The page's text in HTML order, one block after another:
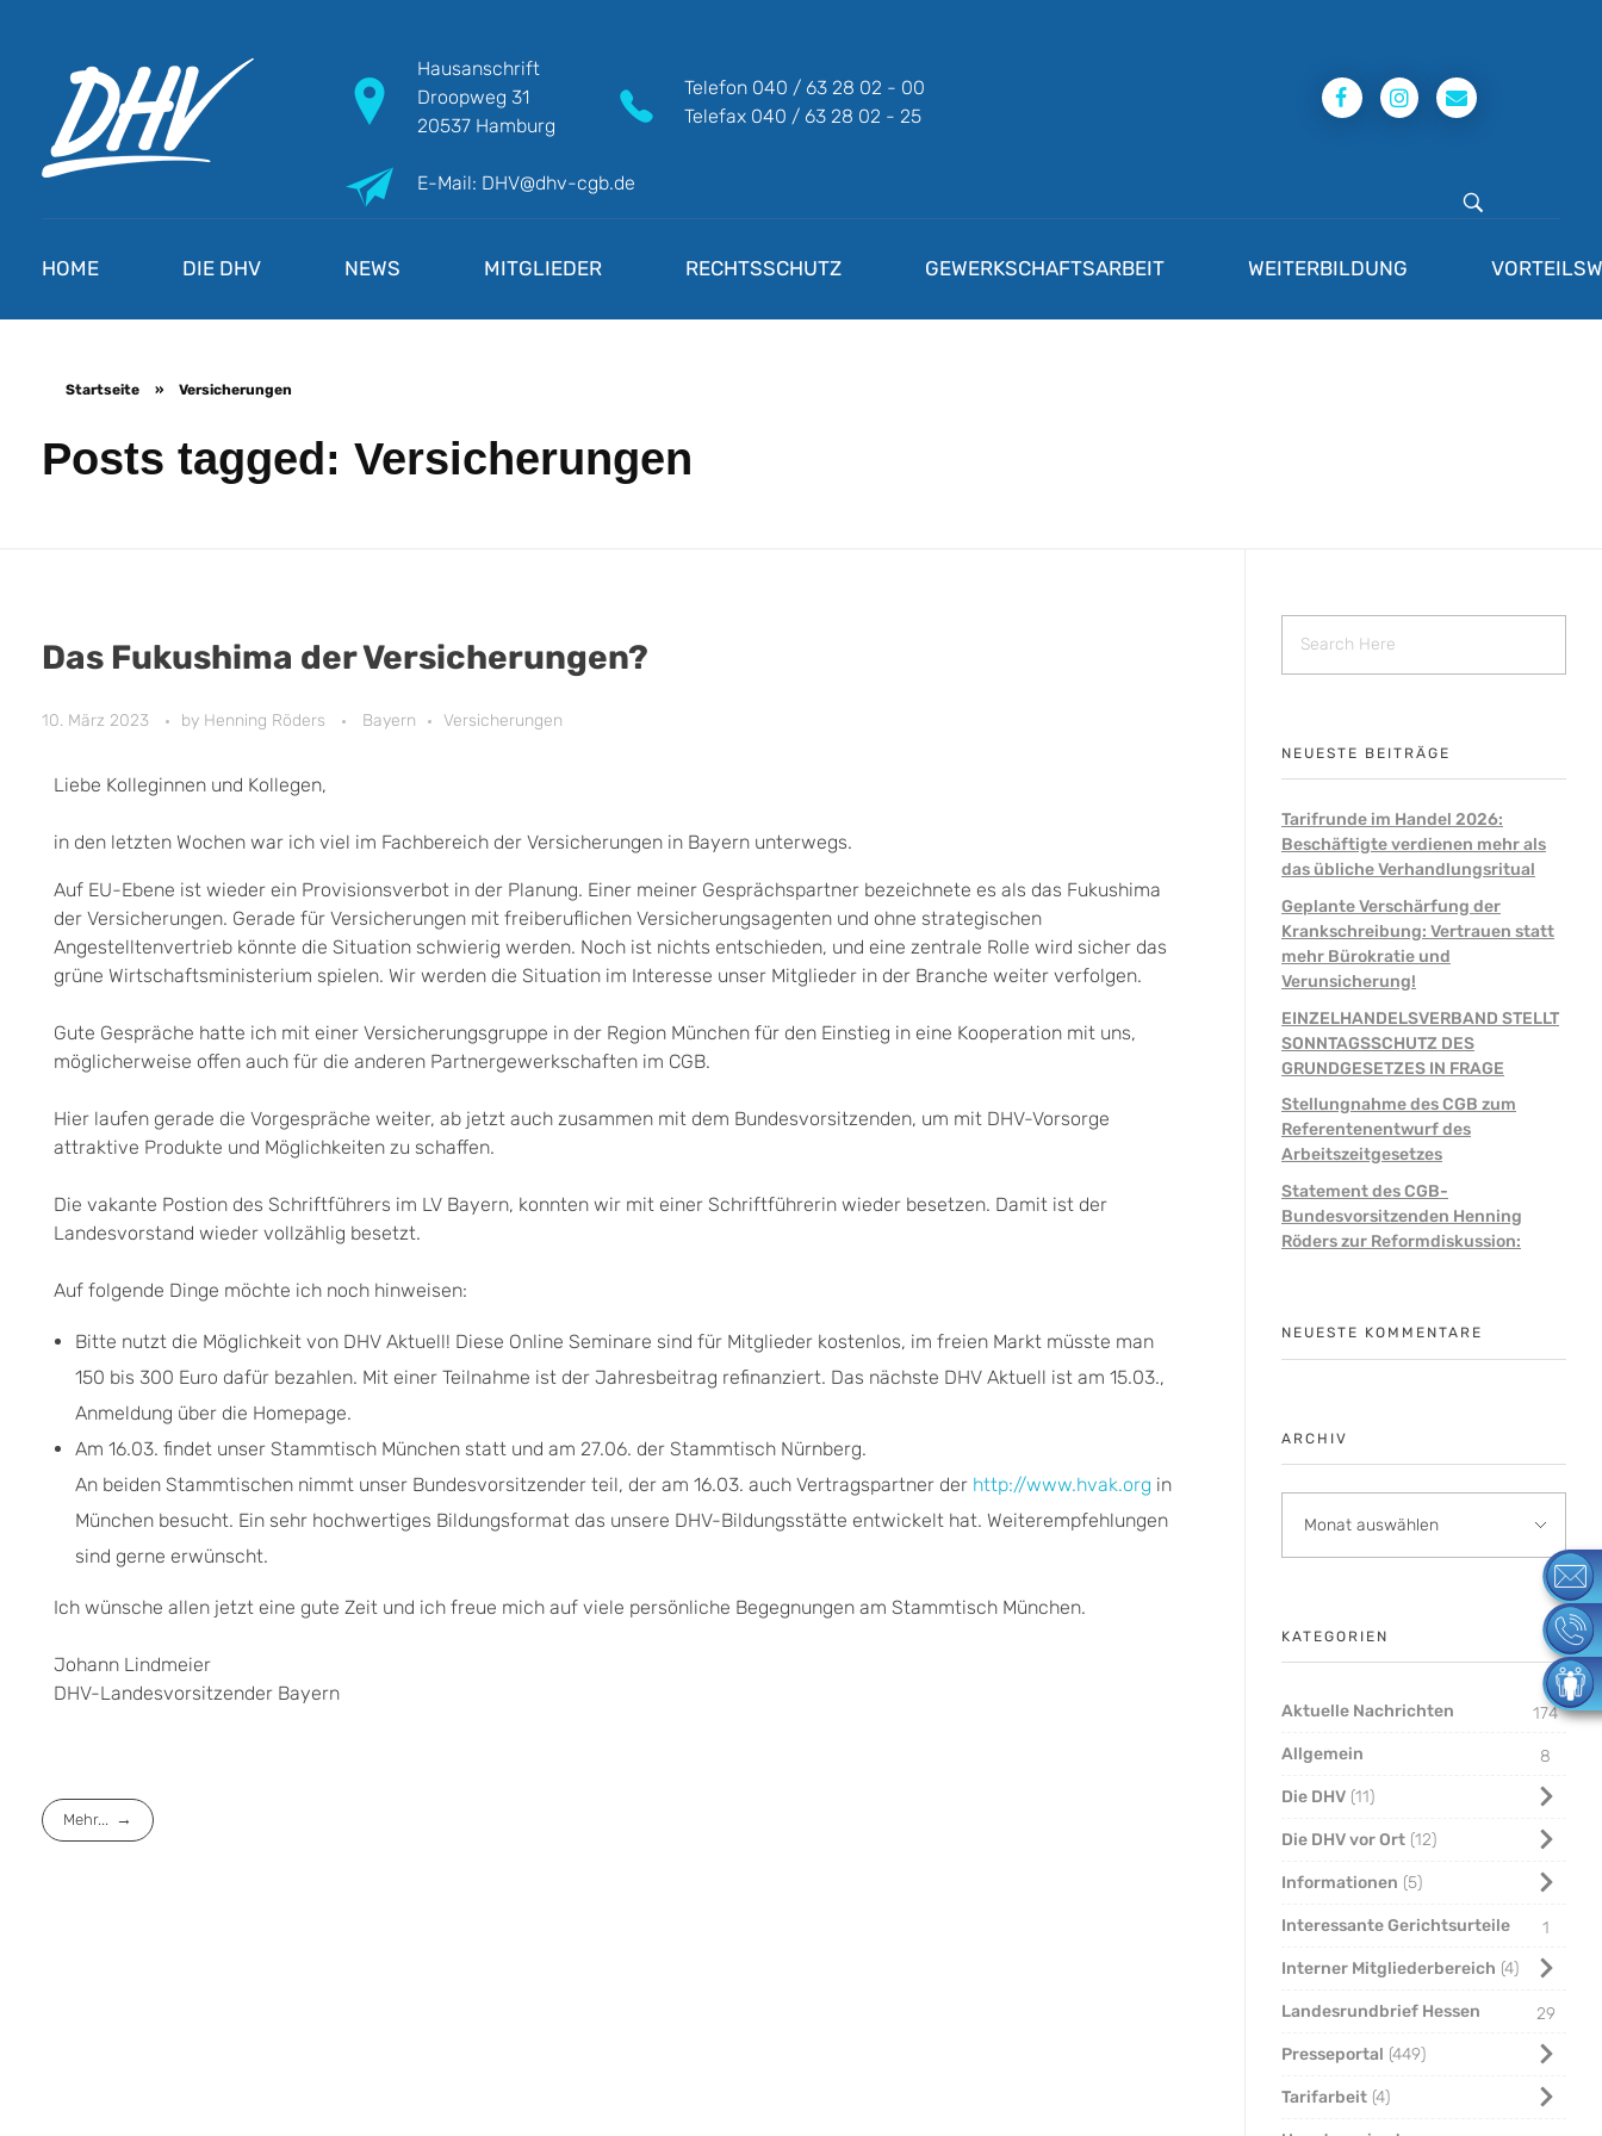
Hausanschrift
Droopweg 31
20537 Hamburg
Telefon 040 / 63 28 02 - 00
Telefax 040 / 63 28 02 - 25
E-Mail: DHV@dhv-cgb.de
HOME DIE DHV NEWS MITGLIEDER RECHTSSCHUTZ GEWERKSCHAFTSARBEIT WEITERBILDUNG
Startseite » Versicherungen
Posts tagged: Versicherungen
Das Fukushima der Versicherungen?
10. März 2023 by Henning Röders Bayern Versicherungen
Liebe Kolleginnen und Kollegen,
in den letzten Wochen war ich viel im Fachbereich der Versicherungen in Bayern unterwegs.
Auf EU-Ebene ist wieder ein Provisionsverbot in der Planung. Einer meiner Gesprächspartner bezeichnete es als das Fukushima
der Versicherungen. Gerade für Versicherungen mit freiberuflichen Versicherungsagenten und ohne strategischen
Angestelltenvertrieb könnte die Situation schwierig werden. Noch ist nichts entschieden, und eine zentrale Rolle wird sicher das
grüne Wirtschaftsministerium spielen. Wir werden die Situation im Interesse unser Mitglieder in der Branche weiter verfolgen.
Gute Gespräche hatte ich mit einer Versicherungsgruppe in der Region München für den Einstieg in eine Kooperation mit uns,
möglicherweise offen auch für die anderen Partnergewerkschaften im CGB.
Hier laufen gerade die Vorgespräche weiter, ab jetzt auch zusammen mit dem Bundesvorsitzenden, um mit DHV-Vorsorge
attraktive Produkte und Möglichkeiten zu schaffen.
Die vakante Postion des Schriftführers im LV Bayern, konnten wir mit einer Schriftführerin wieder besetzen. Damit ist der
Landesvorstand wieder vollzählig besetzt.
Auf folgende Dinge möchte ich noch hinweisen:
Bitte nutzt die Möglichkeit von DHV Aktuell! Diese Online Seminare sind für Mitglieder kostenlos, im freien Markt müsste man
150 bis 300 Euro dafür bezahlen. Mit einer Teilnahme ist der Jahresbeitrag refinanziert. Das nächste DHV Aktuell ist am 15.03.,
Anmeldung über die Homepage.
Am 16.03. findet unser Stammtisch München statt und am 27.06. der Stammtisch Nürnberg.
An beiden Stammtischen nimmt unser Bundesvorsitzender teil, der am 16.03. auch Vertragspartner der http://www.hvak.org in
München besucht. Ein sehr hochwertiges Bildungsformat das unsere DHV-Bildungsstätte entwickelt hat. Weiterempfehlungen
sind gerne erwünscht.
Ich wünsche allen jetzt eine gute Zeit und ich freue mich auf viele persönliche Begegnungen am Stammtisch München.
Johann Lindmeier
DHV-Landesvorsitzender Bayern
Mehr...
NEUESTE BEITRÄGE
Tarifrunde im Handel 2026:
Beschäftigte verdienen mehr als
das übliche Verhandlungsritual
Geplante Verschärfung der
Krankschreibung: Vertrauen statt
mehr Bürokratie und
Verunsicherung!
EINZELHANDELSVERBAND STELLT
SONNTAGSSCHUTZ DES
GRUNDGESETZES IN FRAGE
Stellungnahme des CGB zum
Referentenentwurf des
Arbeitszeitgesetzes
Statement des CGB-
Bundesvorsitzenden Henning
Röders zur Reformdiskussion:
NEUESTE KOMMENTARE
ARCHIV
KATEGORIEN
Aktuelle Nachrichten
174
Allgemein
8
Die DHV 11
Die DHV vor Ort 12
Informationen 5
Interessante Gerichtsurteile
1
Interner Mitgliederbereich 4
Landesrundbrief Hessen
29
Presseportal 449
Tarifarbeit 4